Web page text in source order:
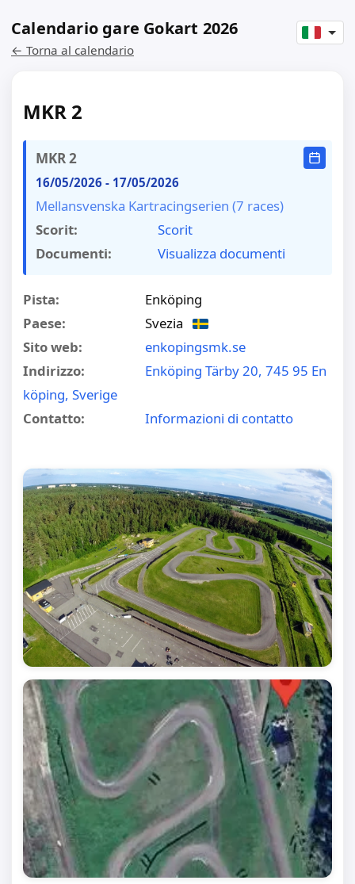
Calendario gare Gokart 2026
← Torna al calendario
MKR 2
MKR 2
16/05/2026 - 17/05/2026
Mellansvenska Kartracingserien (7 races)
Scorit:
Scorit
Documenti:
Visualizza documenti
Pista:
Enköping
Paese:
Svezia
Sito web:
enkopingsmk.se
Indirizzo:
Enköping Tärby 20, 745 95 En
köping, Sverige
Contatto:
Informazioni di contatto